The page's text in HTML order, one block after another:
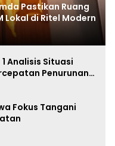
Pastikan Ruang
Lokal di Ritel Modern
Analisis Situasi
Penurunan
Fokus Tangani